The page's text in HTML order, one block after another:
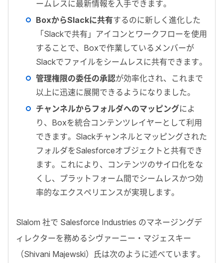
ームレスに最新情報を入手できます。
BoxからSlackに共有するのに新しく進化した
「Slackで共有」アイコンとワークフローを使用
することで、Boxで作業しているメンバーが
Slackでファイルをシームレスに共有できます。
管理権限の委任の承認が効率化され、これまで
以上に迅速に展開できるようになりました。
チャンネルからフォルダへのマッピングによ
り、Boxを統合コンテンツレイヤーとして利用
できます。Slackチャンネルとマッピングされた
フォルダをSalesforceオブジェクトと共有でき
ます。これにより、コンテンツのサイロ化をな
くし、プラットフォーム間でシームレスかつ効
率的なエクスペリエンスが実現します。
Slalom 社で Salesforce Industries のマネージングデ
ィレクターを務めるシヴァーニー・マジェスキー
（Shivani Majewski）氏は次のように述べています。